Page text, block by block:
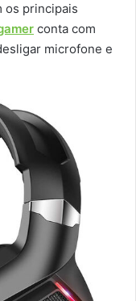
os principais
conta com
microfone e